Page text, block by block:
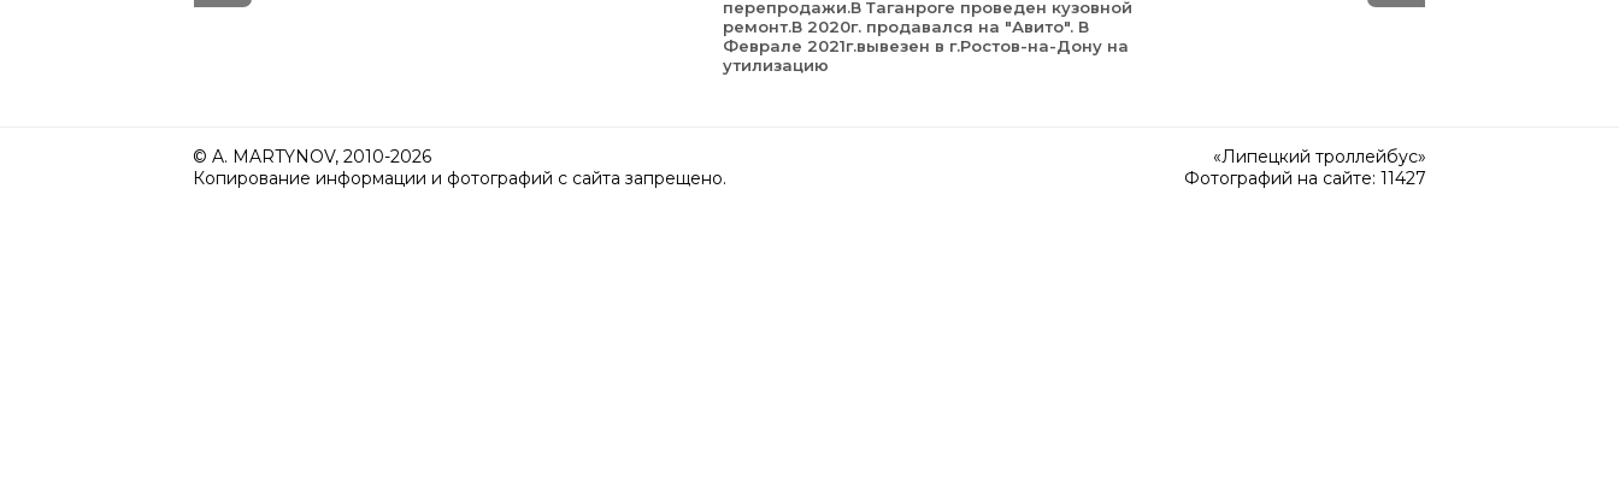
перепродажи.В Таганроге проведен кузовной
ремонт.В 2020г. продавался на "Авито". В
Феврале 2021г.вывезен в г.Ростов-на-Дону на
утилизацию
© A. MARTYNOV, 2010-2026
Копирование информации и фотографий с сайта запрещено.
«Липецкий троллейбус»
Фотографий на сайте: 11427